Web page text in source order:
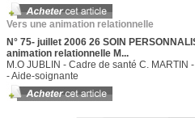
Vers une animation relationnelle
N° 75- juillet 2006 26 SOIN
animation relationnelle M...
M.O JUBLIN - Cadre de santé C. MARTIN
- Aide-soignante